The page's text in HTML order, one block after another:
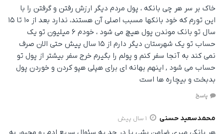
خاک بر سر هر چی بانکه ، پول مردم دیگر ارزش رفتن و گرفتن را با
این تورم که خود بانکها مسبب اصلی آن هستند، ندارد بعد از ۱۰ تا ۱۵
سال تو بانک‌ موندن پول هیچ می شود ، خودم ۶ میلیون تو یک
حساب تو یک شهرستان دیگر دارم از ۱۵ سال پیش حتی الان صرف
نمی کند به آنجا سفر کنم و پولم را بگیرم خرج سفر بیشتر از پول تو
حساب می شود , اینهم بهانه ای برای هپلی هپو کردن و خوردن پول
بدبخت و بیچاره ها است
پاسخ
محمدسعید حسنی 1 سال پیش